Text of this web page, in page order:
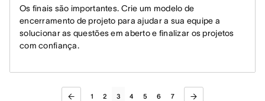
Os finais são importantes. Crie um modelo de
encerramento de projeto para ajudar a sua equipe a
solucionar as questões em aberto e finalizar os projetos
com confiança.
1 2 3 4 5 6 7